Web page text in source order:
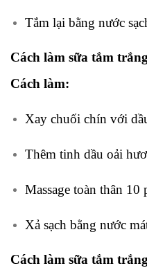
Tắm lại bằng nước
Cách làm sữa tắm
Cách làm:
Xay chuối chín với
Thêm tinh dầu oải
Massage toàn thân 10
Xả sạch bằng nước
Cách làm sữa tắm